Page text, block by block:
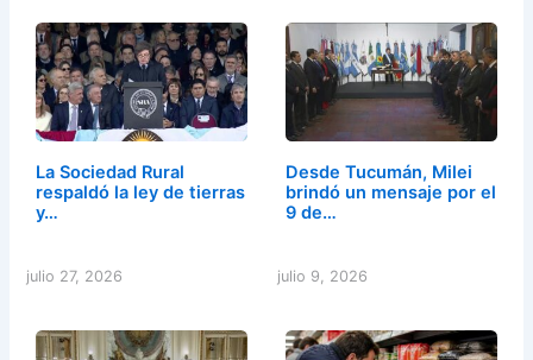
La Sociedad Rural
respaldó la ley de tierras
y…
julio 27, 2026
Desde Tucumán, Milei
brindó un mensaje por el
9 de…
julio 9, 2026